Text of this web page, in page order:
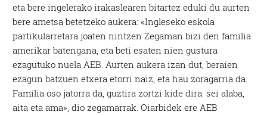
eta bere ingelerako irakaslearen bitartez eduki du aurten
bere ametsa betetzeko aukera: «Ingleseko eskola
partikularretara joaten nintzen Zegaman bizi den familia
amerikar batengana, eta beti esaten nien gustura
ezagutuko nuela AEB. Aurten aukera izan dut, beraien
ezagun batzuen etxera etorri naiz, eta hau zoragarria da.
Familia oso jatorra da, guztira zortzi kide dira: sei alaba,
aita eta ama», dio zegamarrak.Oiarbidek ere AEB